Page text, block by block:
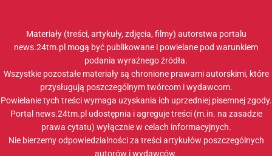
Materiały (treści, artykuły, zdjęcia, filmy) autorstwa portalu
news.24tm.pl mogą być publikowane i powielane pod warunkiem
podania wyraźnego źródła.
Wszystkie pozostałe materiały są chronione prawami autorskimi, które
przysługują poszczególnym twórcom i wydawcom.
Powielanie tych treści wymaga uzyskania ich uprzedniej pisemnej zgody.
Portal news.24tm.pl udostępnia i agreguje treści (m.in. na zasadzie
prawa cytatu) wyłącznie w celach informacyjnych.
Nie bierzemy odpowiedzialności za treści artykułów poszczególnych
autorów i wydawców.